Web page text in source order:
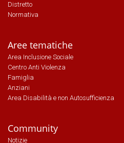
Distretto
Normativa
Aree tematiche
Area Inclusione Sociale
Centro Anti Violenza
Famiglia
Anziani
Area Disabilità e non Autosufficienza
Community
Notizie